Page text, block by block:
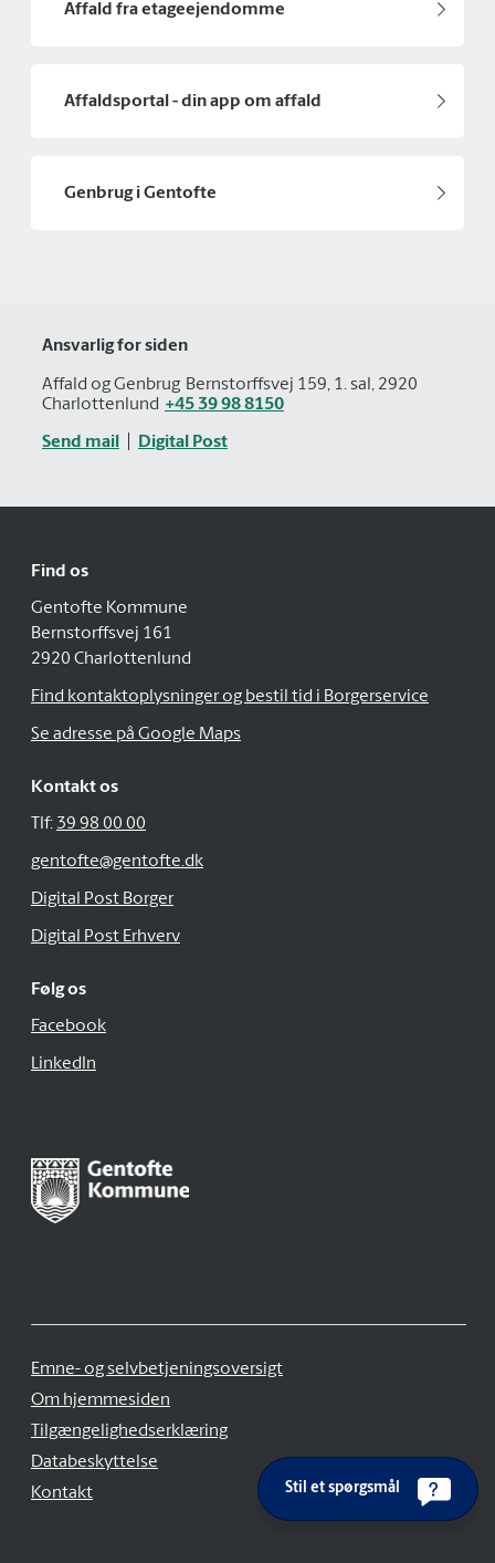
Affald fra etageejendomme
Affaldsportal - din app om affald
Genbrug i Gentofte
Ansvarlig for siden
Affald og Genbrug Bernstorffsvej 159, 1. sal, 2920
Charlottenlund +45 39 98 8150
Send mail Digital Post
Find os
Gentofte Kommune
Bernstorffsvej 161
2920 Charlottenlund
Find kontaktoplysninger og bestil tid i Borgerservice
Se adresse på Google Maps
Kontakt os
Tlf: 39 98 00 00
gentofte@gentofte.dk
Digital Post Borger
Digital Post Erhverv
Følg os
Facebook
LinkedIn
Emne- og selvbetjeningsoversigt
Om hjemmesiden
Tilgængelighedserklæring
Databeskyttelse
Kontakt
Stil et spørgsmål